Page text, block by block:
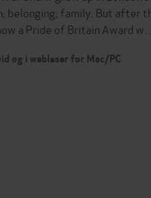
family. But after
a Pride of Britain Award w…
og i webleser for Mac/PC